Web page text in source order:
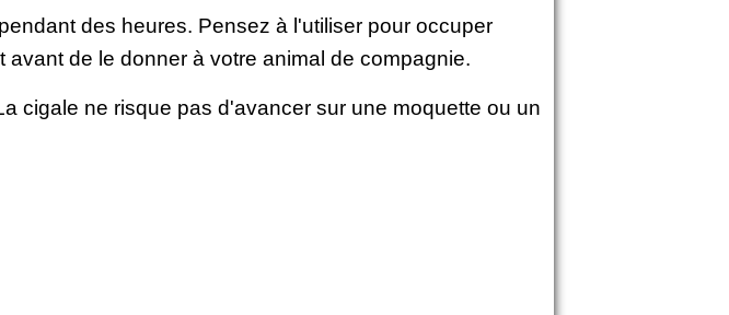
des heures. Pensez à l'utiliser pour occuper
de le donner à votre animal de compagnie.
cigale ne risque pas d'avancer sur une moquette ou un